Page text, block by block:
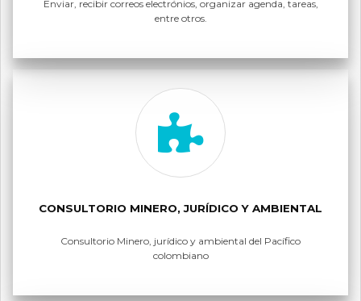
Enviar, recibir correos electrónios, organizar agenda, tareas,
entre otros.
CONSULTORIO MINERO, JURÍDICO Y AMBIENTAL
Consultorio Minero, jurídico y ambiental del Pacífico
colombiano